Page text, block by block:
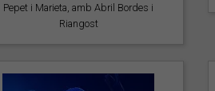
Pepet i Marieta, amb Abril Bordes i
Riangost